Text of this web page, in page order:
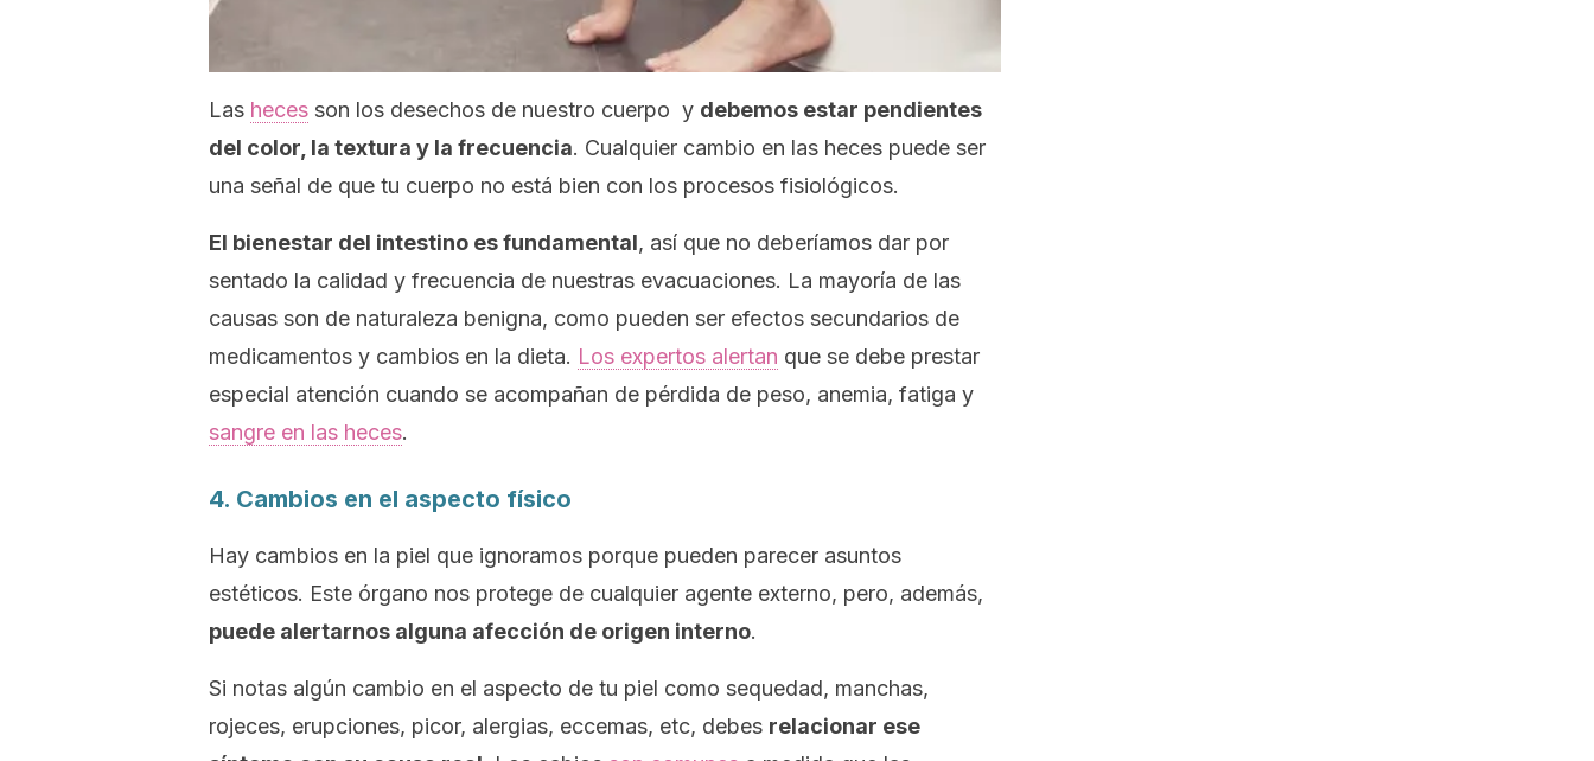
Las heces son los desechos de nuestro cuerpo y debemos estar pendientes
del color, la textura y la frecuencia. Cualquier cambio en las heces puede ser
una señal de que tu cuerpo no está bien con los procesos fisiológicos.
El bienestar del intestino es fundamental, así que no deberíamos dar por
sentado la calidad y frecuencia de nuestras evacuaciones. La mayoría de las
causas son de naturaleza benigna, como pueden ser efectos secundarios de
medicamentos y cambios en la dieta. Los expertos alertan que se debe prestar
especial atención cuando se acompañan de pérdida de peso, anemia, fatiga y
sangre en las heces.
4. Cambios en el aspecto físico
Hay cambios en la piel que ignoramos porque pueden parecer asuntos
estéticos. Este órgano nos protege de cualquier agente externo, pero, además,
puede alertarnos alguna afección de origen interno.
Si notas algún cambio en el aspecto de tu piel como sequedad, manchas,
rojeces, erupciones, picor, alergias, eccemas, etc, debes relacionar ese